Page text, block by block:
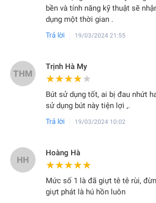
bền và tính năng kỹ thuật sẽ
dụng một thời gian .
Trả lời 19/03/2024 21:55
THM
Trịnh Hà My
★★★★★
★★★★★
Bút sử dụng tốt, ai bị đau nhứt
sử dụng bút này tiện lợi ,.
Trả lời 19/03/2024 10:02
HH
Hoàng Hà
★★★★★
★★★★★
Mức số 1 là đã giựt tê tê rùi,
giựt phát là hú hồn luôn